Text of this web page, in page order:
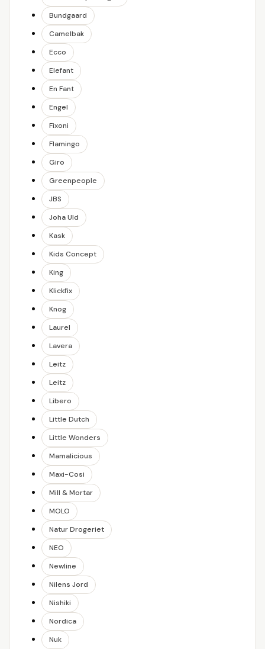
Bundgaard
Camelbak
Ecco
Elefant
En Fant
Engel
Fixoni
Flamingo
Giro
Greenpeople
JBS
Joha Uld
Kask
Kids Concept
King
Klickfix
Knog
Laurel
Lavera
Leitz
Leitz
Libero
Little Dutch
Little Wonders
Mamalicious
Maxi-Cosi
Mill & Mortar
MOLO
Natur Drogeriet
NEO
Newline
Nilens Jord
Nishiki
Nordica
Nuk